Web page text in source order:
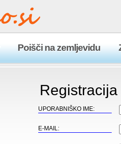
Poišči na zemljevidu
Registracija
UPORABNIŠKO IME:
E-MAIL: